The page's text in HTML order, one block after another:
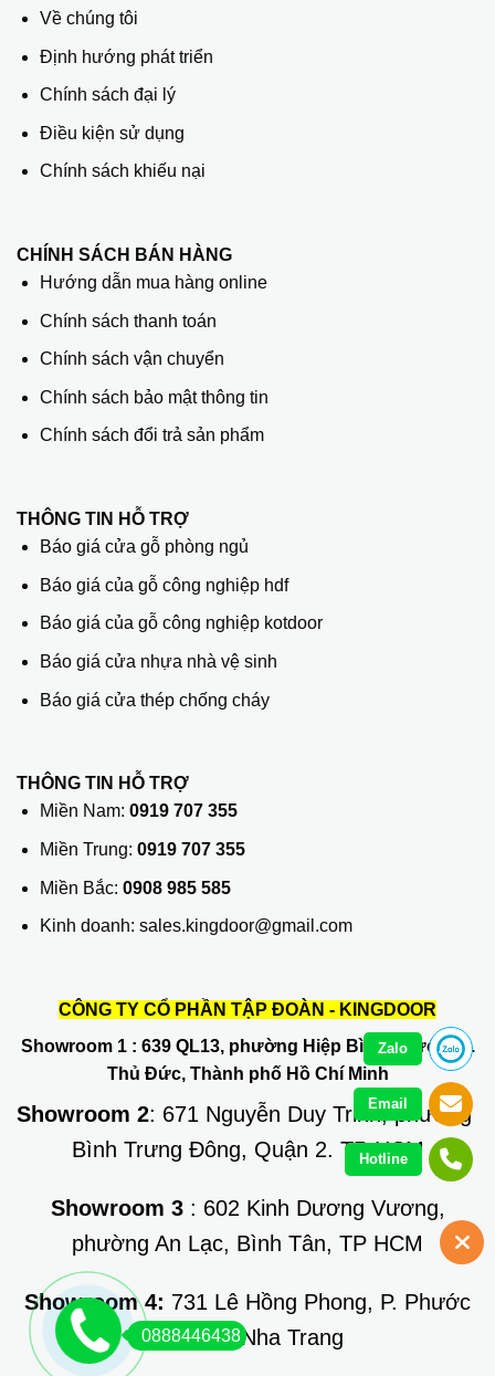
Về chúng tôi
Định hướng phát triển
Chính sách đại lý
Điều kiện sử dụng
Chính sách khiếu nại
CHÍNH SÁCH BÁN HÀNG
Hướng dẫn mua hàng online
Chính sách thanh toán
Chính sách vận chuyển
Chính sách bảo mật thông tin
Chính sách đổi trả sản phẩm
THÔNG TIN HỖ TRỢ
Báo giá cửa gỗ phòng ngủ
Báo giá của gỗ công nghiệp hdf
Báo giá của gỗ công nghiệp kotdoor
Báo giá cửa nhựa nhà vệ sinh
Báo giá cửa thép chống cháy
THÔNG TIN HỖ TRỢ
Miền Nam: 0919 707 355
Miền Trung: 0919 707 355
Miền Bắc: 0908 985 585
Kinh doanh: sales.kingdoor@gmail.com
CÔNG TY CỔ PHẦN TẬP ĐOÀN - KINGDOOR
Showroom 1: 639 QL13, phường Hiệp Bình Phước, Q.
Thủ Đức, Thành phố Hồ Chí Minh
Showroom 2: 671 Nguyễn Duy Trinh, phường
Bình Trưng Đông, Quận 2. TP HCM
Showroom 3: 602 Kinh Dương Vương,
phường An Lạc, Bình Tân, TP HCM
Showroom 4: 731 Lê Hồng Phong, P. Phước
Long, TP Nha Trang
0888446438
Zalo
Email
Hotline